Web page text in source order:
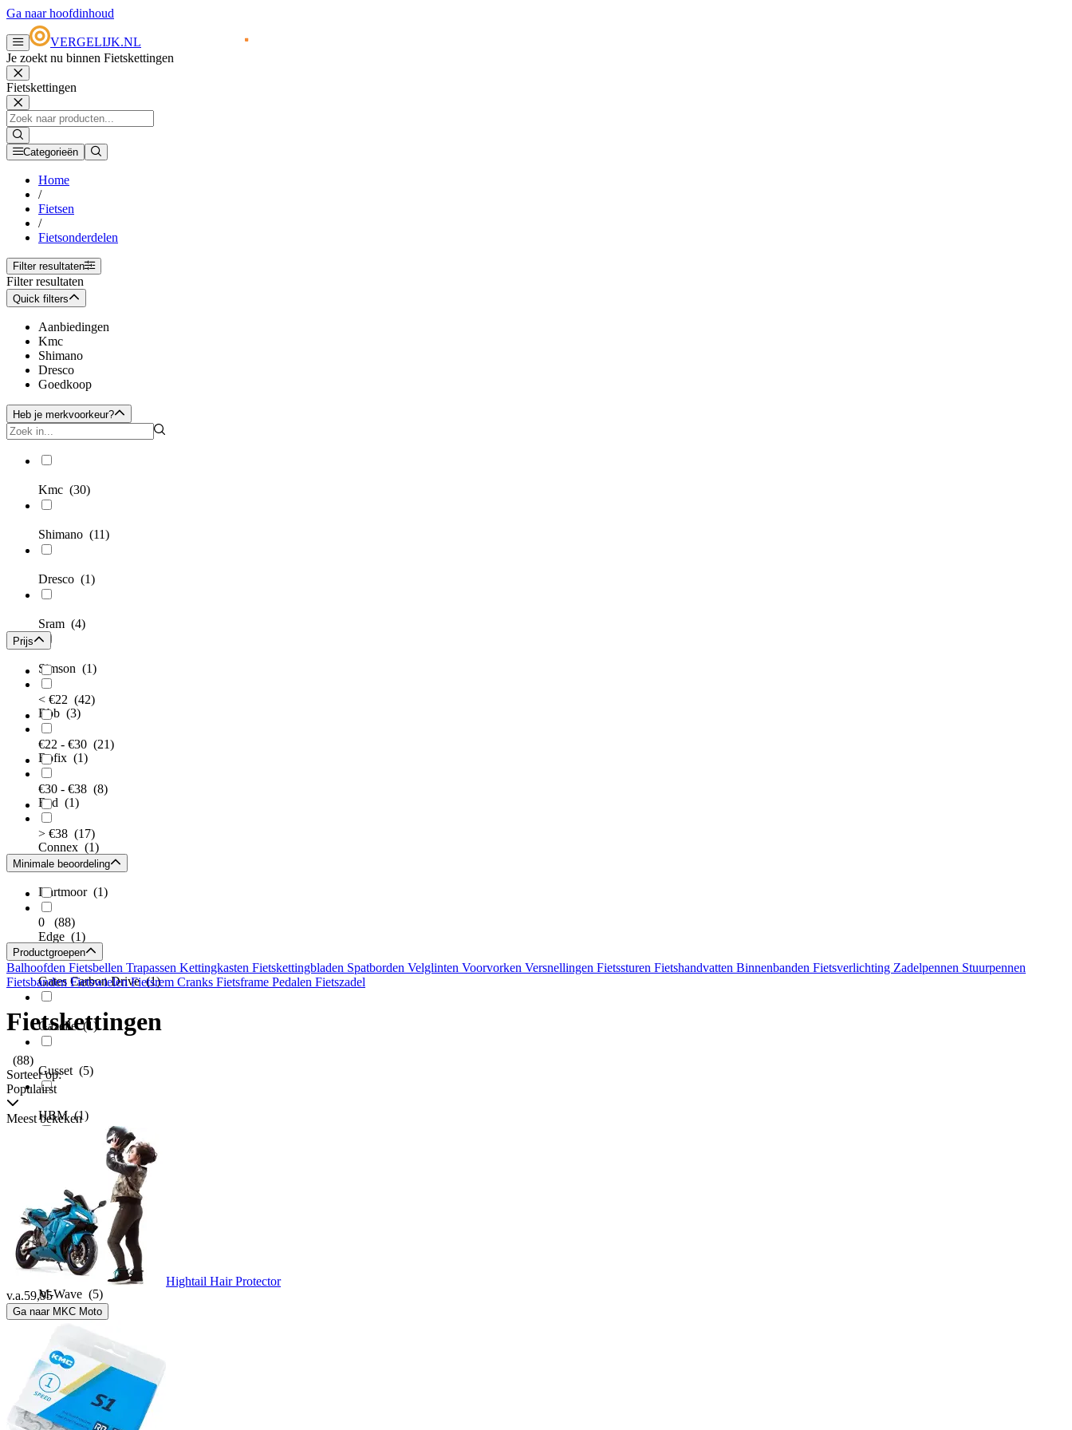
Ga naar hoofdinhoud
VERGELIJK.NL
Je zoekt nu binnen Fietskettingen
Fietskettingen
Categorieën
Home
/
Fietsen
/
Fietsonderdelen
Filter resultaten
Filter resultaten
Quick filters
Aanbiedingen
Kmc
Shimano
Dresco
Goedkoop
Heb je merkvoorkeur?
Kmc (30)
Shimano (11)
Dresco (1)
Sram (4)
Simson (1)
Bbb (3)
Bofix (1)
Bsd (1)
Connex (1)
Dartmoor (1)
Edge (1)
Gates Carbon Drive(1)
Gazelle(1)
Gusset (5)
HBM(1)
Hightail(1)
Kita(1)
M-Wave (5)
Miranda(1)
Prijs
< €22 (42)
€22 - €30 (21)
€30 - €38 (8)
> €38 (17)
Minimale beoordeling
0 (88)
Productgroepen
Balhoofden Fietsbellen Trapassen Kettingkasten Fietskettingbladen Spatborden Velglinten Voorvorken Versnellingen Fietssturen Fietshandvatten Binnenbanden Fietsverlichting Zadelpennen Stuurpennen
Fietsbanden FietswielenFietsrem Cranks Fietsframe Pedalen Fietszadel
Fietskettingen
(88)
Sorteer op:
Populairst
Meest bekeken
Hightail Hair Protector
v.a.59,95
Ga naar MKC Moto